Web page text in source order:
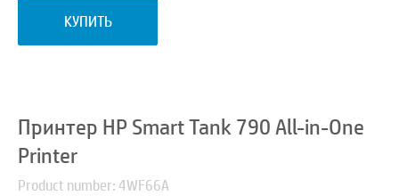
КУПИТЬ
Принтер HP Smart Tank 790 All-in-One
Printer
Product number: 4WF66A